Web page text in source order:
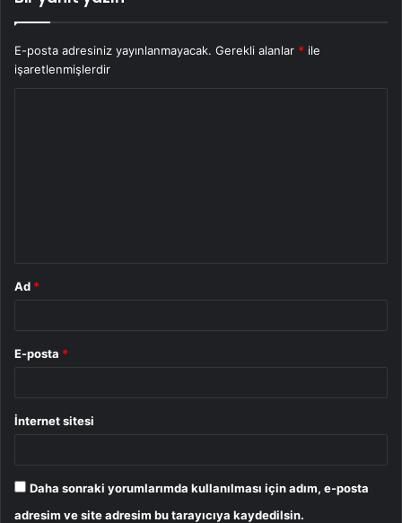
E-posta adresiniz yayınlanmayacak. Gerekli alanlar * ile
işaretlenmişlerdir
Ad *
E-posta *
İnternet sitesi
Daha sonraki yorumlarımda kullanılması için adım, e-posta
adresim ve site adresim bu tarayıcıya kaydedilsin.